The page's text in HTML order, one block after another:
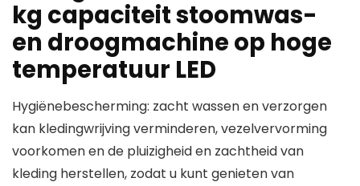
kg capaciteit stoomwas-
en droogmachine op hoge
temperatuur LED
Hygiënebescherming: zacht wassen en verzorgen
kan kledingwrijving verminderen, vezelvervorming
voorkomen en de pluizigheid en zachtheid van
kleding herstellen, zodat u kunt genieten van